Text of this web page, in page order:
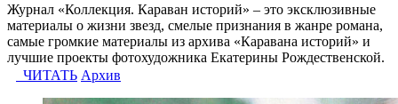
Журнал «Коллекция. Караван историй» – это эксклюзивные
материалы о жизни звезд, смелые признания в жанре романа,
самые громкие материалы из архива «Каравана историй» и
лучшие проекты фотохудожника Екатерины Рождественской.
ЧИТАТЬ Архив